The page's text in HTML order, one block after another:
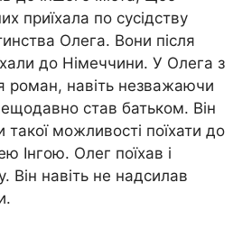
приїхала по сусідству
Олега. Вони після
до Німеччини. У Олега з
роман, навіть незважаючи
став батьком. Він
такої можливості поїхати до
Інгою. Олег поїхав і
Він навіть не надсилав